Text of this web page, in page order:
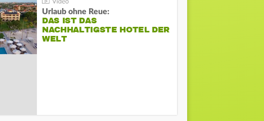
Urlaub ohne Reue:
DAS IST DAS
NACHHALTIGSTE HOTEL DER
WELT